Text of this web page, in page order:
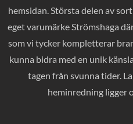
hemsidan. Största delen av
eget varumärke Strömshaga
som vi tycker kompletterar
kunna bidra med en unik
tagen från svunna tider.
heminredning ligger